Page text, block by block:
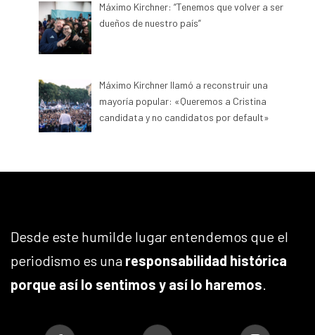
Máximo Kirchner: “Tenemos que volver a ser
dueños de nuestro país”
Máximo Kirchner llamó a reconstruir una
mayoría popular: «Queremos a Cristina
candidata y no candidatos por default»
Desde este humilde lugar entendemos que el
periodismo es una responsabilidad histórica
porque así lo sentimos y así lo haremos